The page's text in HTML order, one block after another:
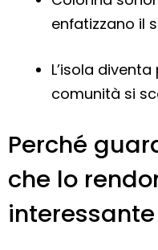
enfatizzano il
L’isola
comunità si
Perché
che lo
interessante